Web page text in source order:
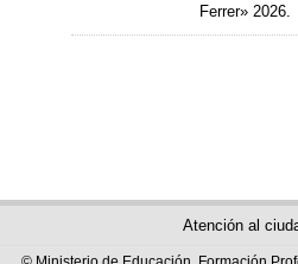
Ferrer» 2026.
Atención al